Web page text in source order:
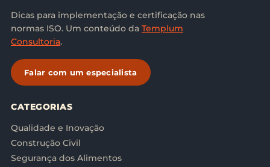
Dicas para implementação e certificação nas
normas ISO. Um conteúdo da Templum
Consultoria.
Falar com um especialista
CATEGORIAS
Qualidade e Inovação
Construção Civil
Segurança dos Alimentos